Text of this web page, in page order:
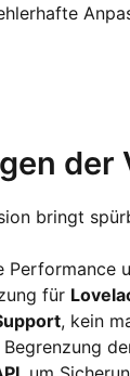
der
bringt
Performance
für
, kein